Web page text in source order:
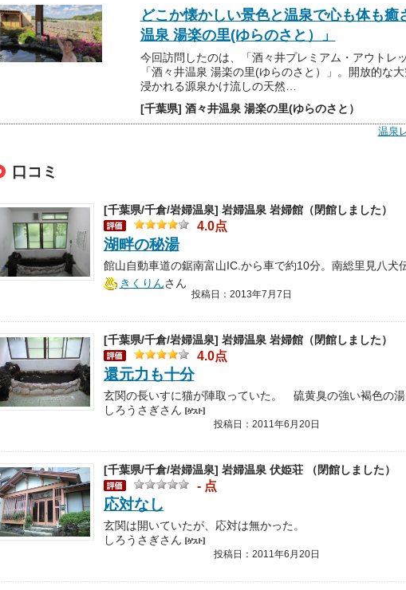
どこか懐かしい景色と温泉で心も体も癒
温泉 湯楽の里(ゆらのさと）」
今回訪問したのは、「酒々井プレミアム・アウトレ
「酒々井温泉 湯楽の里(ゆらのさと）」。開放的な
浸かれる源泉かけ流しの天然…
[千葉県] 酒々井温泉 湯楽の里(ゆらのさと）
温泉
口コミ
[千葉県/千倉/岩婦温泉] 岩婦温泉 岩婦館（閉館しました）
4.0点
湖畔の秘湯
きくりん さん
投稿日：2013年7月7日
[千葉県/千倉/岩婦温泉] 岩婦温泉 岩婦館（閉館しました）
4.0点
還元力も十分
しろうさぎさん
投稿日：2011年6月20日
[千葉県/千倉/岩婦温泉] 岩婦温泉 伏姫荘 （閉館しました）
- 点
応対なし
玄関は開いていたが、応対は無かった。
しろうさぎさん
投稿日：2011年6月20日